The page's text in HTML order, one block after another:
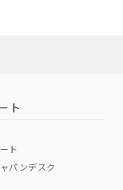
ト
ト
パンデスク